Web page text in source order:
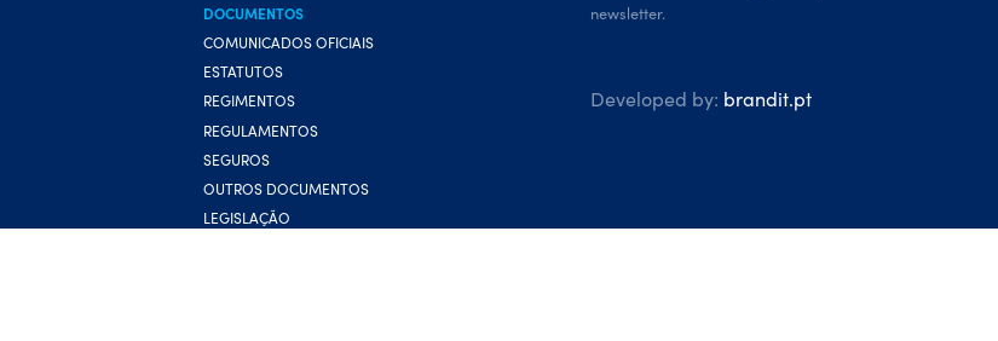
DOCUMENTOS
COMUNICADOS OFICIAIS
ESTATUTOS
REGIMENTOS
REGULAMENTOS
SEGUROS
OUTROS DOCUMENTOS
LEGISLAÇÃO
newsletter.
Developed by: brandit.pt